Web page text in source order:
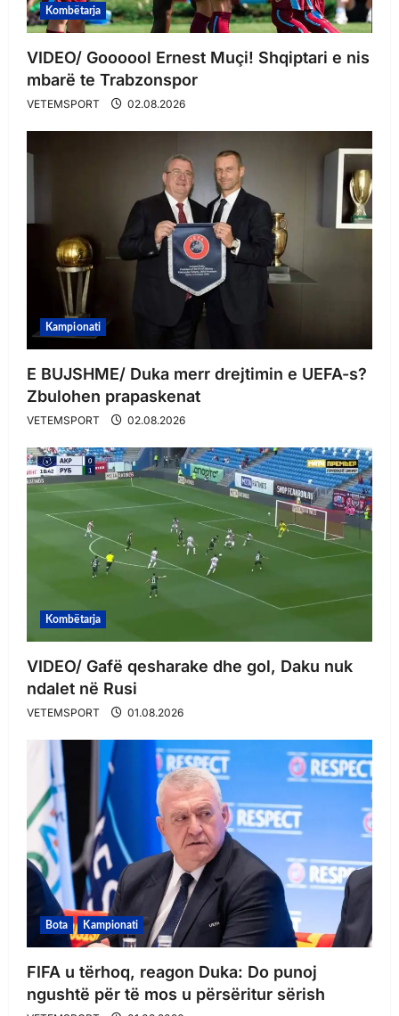
Kombëtarja
VIDEO/ Goooool Ernest Muçi! Shqiptari e nis
mbarë te Trabzonspor
VETEMSPORT 02.08.2026
Kampionati
E BUJSHME/ Duka merr drejtimin e UEFA-s?
Zbulohen prapaskenat
VETEMSPORT 02.08.2026
Kombëtarja
VIDEO/ Gafë qesharake dhe gol, Daku nuk
ndalet në Rusi
VETEMSPORT 01.08.2026
Bota Kampionati
FIFA u tërhoq, reagon Duka: Do punoj
ngushtë për të mos u përsëritur sërish